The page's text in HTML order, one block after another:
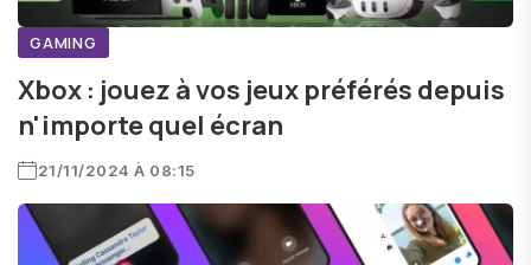
GAMING
Xbox : jouez à vos jeux préférés depuis
n'importe quel écran
21/11/2024 À 08:15